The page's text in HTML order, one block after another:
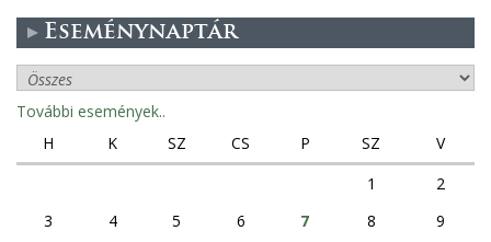
Eseménynaptár
További események..
H
K SZ CS P SZ
V
1
2
3
4 5 6 7 8
9